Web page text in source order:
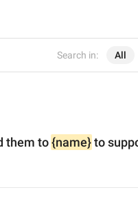
Search in: All
them to {name} to